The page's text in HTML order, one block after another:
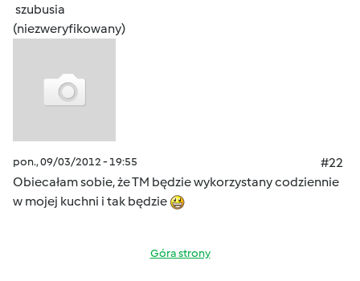
szubusia
(niezweryfikowany)
pon., 09/03/2012 - 19:55
#22
Obiecałam sobie, że TM będzie wykorzystany codziennie
w mojej kuchni i tak będzie
Góra strony